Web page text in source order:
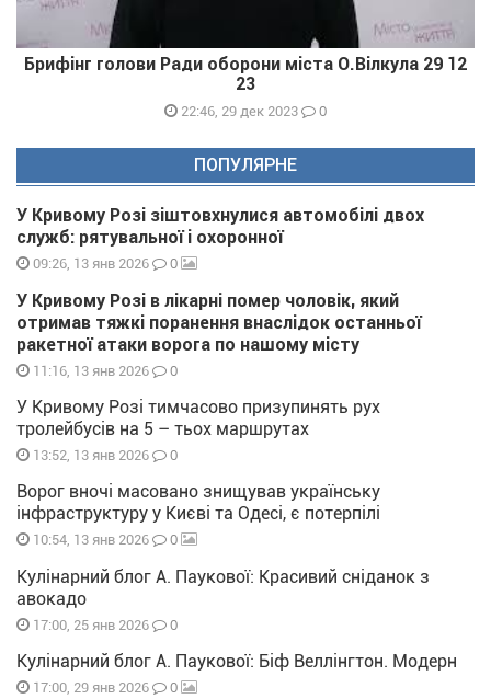
Брифінг голови Ради оборони міста О.Вілкула 29 12
23
22:46, 29 дек 2023 0
ПОПУЛЯРНЕ
У Кривому Розі зіштовхнулися автомобілі двох
служб: рятувальної і охоронної
09:26, 13 янв 2026 0
У Кривому Розі в лікарні помер чоловік, який
отримав тяжкі поранення внаслідок останньої
ракетної атаки ворога по нашому місту
11:16, 13 янв 2026 0
У Кривому Розі тимчасово призупинять рух
тролейбусів на 5 – тьох маршрутах
13:52, 13 янв 2026 0
Ворог вночі масовано знищував українську
інфраструктуру у Києві та Одесі, є потерпілі
10:54, 13 янв 2026 0
Кулінарний блог А. Паукової: Красивий сніданок з
авокадо
17:00, 25 янв 2026 0
Кулінарний блог А. Паукової: Біф Веллінгтон. Модерн
17:00, 29 янв 2026 0